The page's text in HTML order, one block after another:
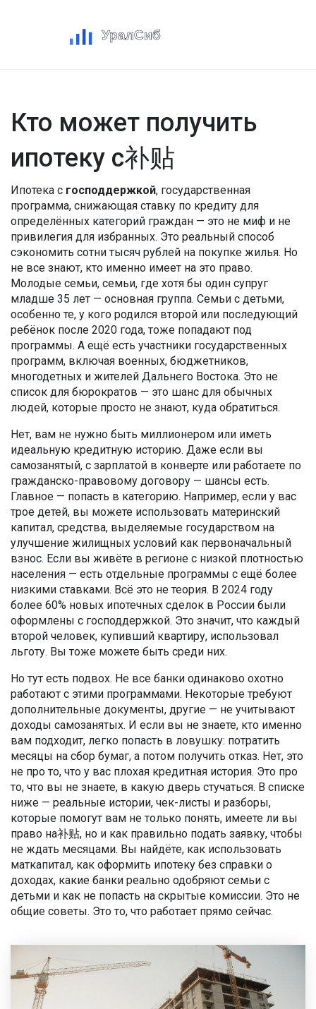
Кто может получить
ипотеку с补贴
Ипотека с господдержкой, государственная
программа, снижающая ставку по кредиту для
определённых категорий граждан — это не миф и не
привилегия для избранных. Это реальный способ
сэкономить сотни тысяч рублей на покупке жилья. Но
не все знают, кто именно имеет на это право.
Молодые семьи, семьи, где хотя бы один супруг
младше 35 лет — основная группа. Семьи с детьми,
особенно те, у кого родился второй или последующий
ребёнок после 2020 года, тоже попадают под
программы. А ещё есть участники государственных
программ, включая военных, бюджетников,
многодетных и жителей Дальнего Востока. Это не
список для бюрократов — это шанс для обычных
людей, которые просто не знают, куда обратиться.
Нет, вам не нужно быть миллионером или иметь
идеальную кредитную историю. Даже если вы
самозанятый, с зарплатой в конверте или работаете по
гражданско-правовому договору — шансы есть.
Главное — попасть в категорию. Например, если у вас
трое детей, вы можете использовать материнский
капитал, средства, выделяемые государством на
улучшение жилищных условий как первоначальный
взнос. Если вы живёте в регионе с низкой плотностью
населения — есть отдельные программы с ещё более
низкими ставками. Всё это не теория. В 2024 году
более 60% новых ипотечных сделок в России были
оформлены с господдержкой. Это значит, что каждый
второй человек, купивший квартиру, использовал
льготу. Вы тоже можете быть среди них.
Но тут есть подвох. Не все банки одинаково охотно
работают с этими программами. Некоторые требуют
дополнительные документы, другие — не учитывают
доходы самозанятых. И если вы не знаете, кто именно
вам подходит, легко попасть в ловушку: потратить
месяцы на сбор бумаг, а потом получить отказ. Нет, это
не про то, что у вас плохая кредитная история. Это про
то, что вы не знаете, в какую дверь стучаться. В списке
ниже — реальные истории, чек-листы и разборы,
которые помогут вам не только понять, имеете ли вы
право на补贴, но и как правильно подать заявку, чтобы
не ждать месяцами. Вы найдёте, как использовать
маткапитал, как оформить ипотеку без справки о
доходах, какие банки реально одобряют семьи с
детьми и как не попасть на скрытые комиссии. Это не
общие советы. Это то, что работает прямо сейчас.